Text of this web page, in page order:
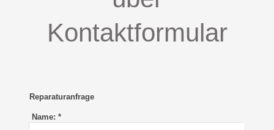
Kontaktformular
Reparaturanfrage
Name: *